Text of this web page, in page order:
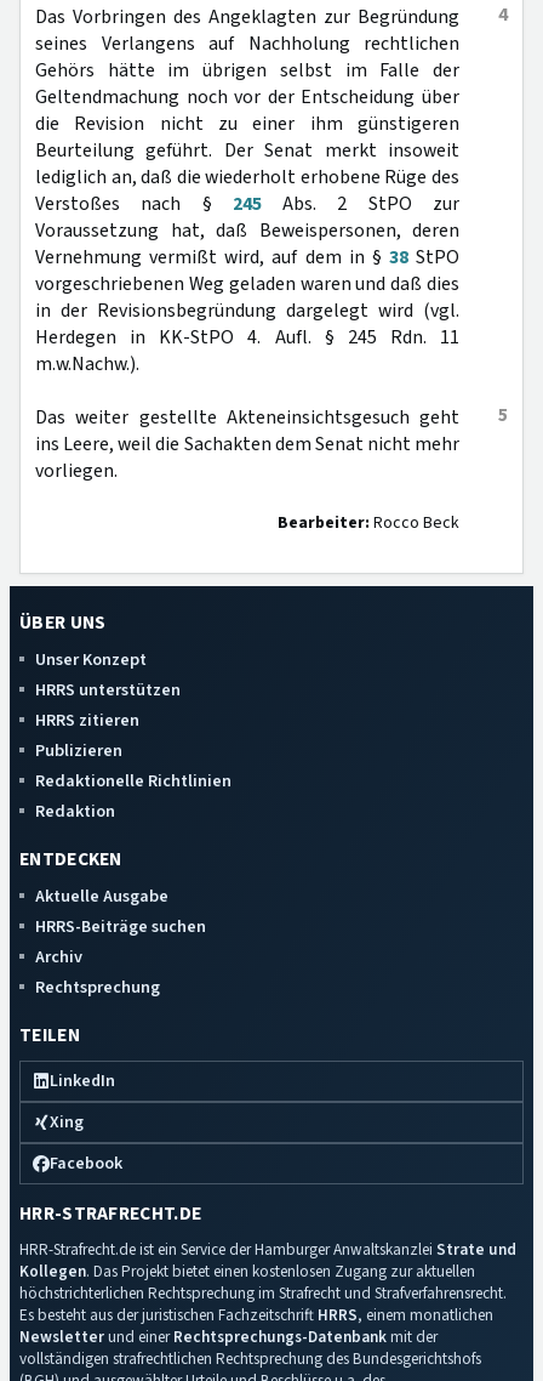
4
Das Vorbringen des Angeklagten zur Begründung
seines Verlangens auf Nachholung rechtlichen
Gehörs hätte im übrigen selbst im Falle der
Geltendmachung noch vor der Entscheidung über
die Revision nicht zu einer ihm günstigeren
Beurteilung geführt. Der Senat merkt insoweit
lediglich an, daß die wiederholt erhobene Rüge des
Verstoßes nach § 245Abs. 2 StPO zur
Voraussetzung hat, daß Beweispersonen, deren
Vernehmung vermißt wird, auf dem in § 38StPO
vorgeschriebenen Weg geladen waren und daß dies
in der Revisionsbegründung dargelegt wird (vgl.
Herdegen in KK-StPO 4. Aufl. § 245 Rdn. 11
m.w.Nachw.).
5
Das weiter gestellte Akteneinsichtsgesuch geht
ins Leere, weil die Sachakten dem Senat nicht mehr
vorliegen.
Bearbeiter: Rocco Beck
ÜBER UNS
Unser Konzept
HRRS unterstützen
HRRS zitieren
Publizieren
Redaktionelle Richtlinien
Redaktion
ENTDECKEN
Aktuelle Ausgabe
HRRS-Beiträge suchen
Archiv
Rechtsprechung
TEILEN
LinkedIn
Xing
Facebook
HRR-STRAFRECHT.DE
HRR-Strafrecht.de ist ein Service der Hamburger Anwaltskanzlei Strate und
Kollegen. Das Projekt bietet einen kostenlosen Zugang zur aktuellen
höchstrichterlichen Rechtsprechung im Strafrecht und Strafverfahrensrecht.
Es besteht aus der juristischen Fachzeitschrift HRRS, einem monatlichen
Newsletterund einerRechtsprechungs-Datenbankmit der
vollständigen strafrechtlichen Rechtsprechung des Bundesgerichtshofs